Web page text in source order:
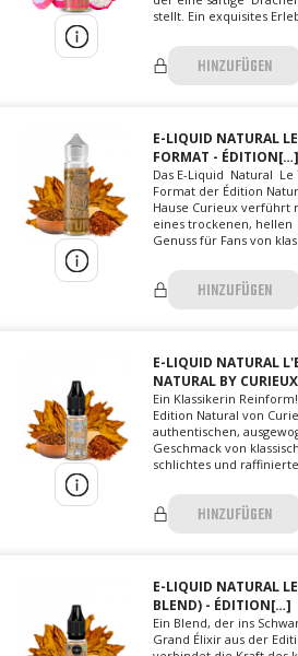
stellt. Ein exquisites
HINZUFÜGEN
E-LIQUID NATURAL
FORMAT - ÉDITION[…]
Das E-Liquid Natural
Format der Édition
Hause Curieux verführt
eines trockenen, hellen
Genuss für Fans von
HINZUFÜGEN
E-LIQUID NATURAL
NATURAL BY
Ein Klassikerin
Edition Natural von
authentischen,
Geschmack von
schlichtes und
HINZUFÜGEN
E-LIQUID NATURAL
BLEND) - ÉDITION[…]
Ein Blend, der ins
Grand Élixir aus der